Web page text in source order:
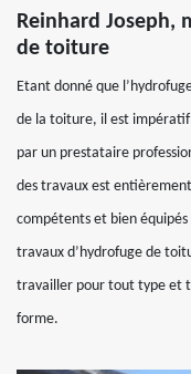
Reinhard Joseph,
de toiture
Etant donné que
de la toiture, il est impératif
par un prestataire
des travaux est
compétents et bien
travaux d’hydrofuge de
travailler pour tout type et
forme.